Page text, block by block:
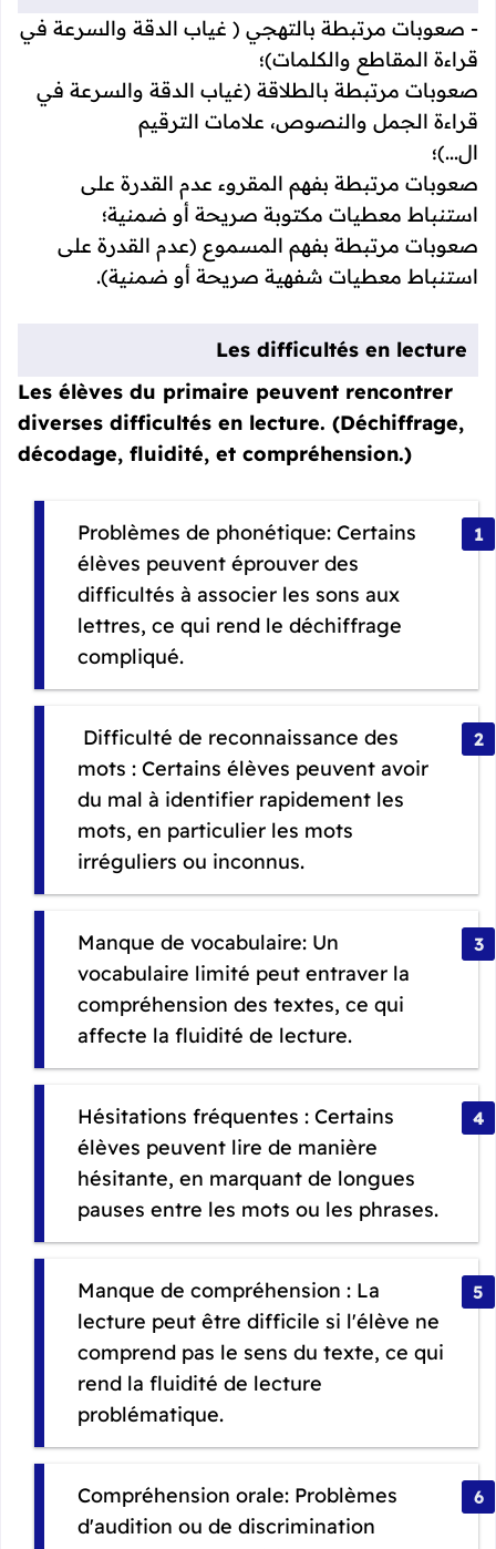
- صعوبات مرتبطة بالتهجي ( غياب الدقة والسرعة في
قراءة المقاطع والكلمات)؛
صعوبات مرتبطة بالطلاقة (غياب الدقة والسرعة في
قراءة الجمل والنصوص، علامات الترقيم
ال...)؛
صعوبات مرتبطة بفهم المقروء عدم القدرة على
استنباط معطيات مكتوبة صريحة أو ضمنية؛
صعوبات مرتبطة بفهم المسموع (عدم القدرة على
استنباط معطيات شفهية صريحة أو ضمنية).
Les difficultés en lecture
Les élèves du primaire peuvent rencontrer
diverses difficultés en lecture. (Déchiffrage,
décodage, fluidité, et compréhension.)
Problèmes de phonétique: Certains
élèves peuvent éprouver des
difficultés à associer les sons aux
lettres, ce qui rend le déchiffrage
compliqué.
Difficulté de reconnaissance des
mots : Certains élèves peuvent avoir
du mal à identifier rapidement les
mots, en particulier les mots
irréguliers ou inconnus.
Manque de vocabulaire: Un
vocabulaire limité peut entraver la
compréhension des textes, ce qui
affecte la fluidité de lecture.
Hésitations fréquentes : Certains
élèves peuvent lire de manière
hésitante, en marquant de longues
pauses entre les mots ou les phrases.
Manque de compréhension : La
lecture peut être difficile si l'élève ne
comprend pas le sens du texte, ce qui
rend la fluidité de lecture
problématique.
Compréhension orale: Problèmes
d'audition ou de discrimination